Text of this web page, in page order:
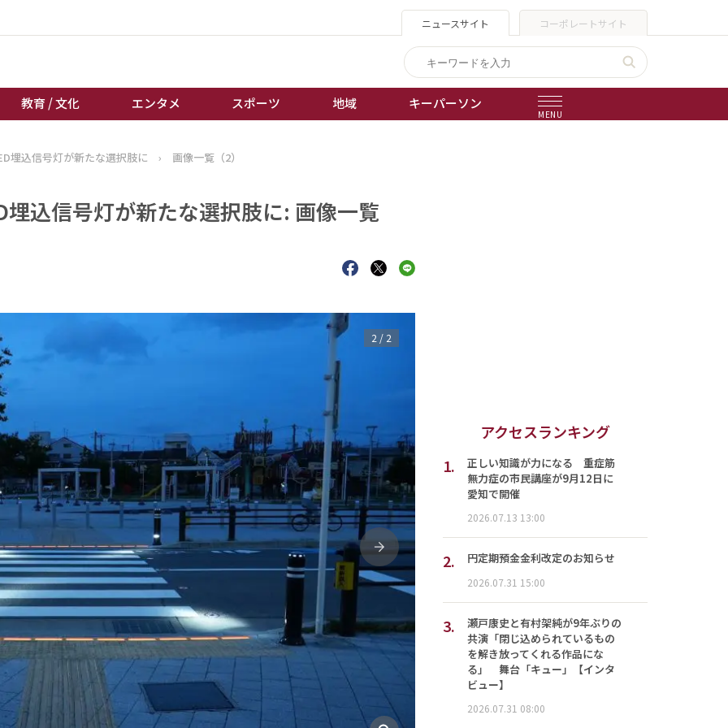
ニュースサイト コーポレートサイト
教育 / 文化 エンタメ スポーツ 地域 キーパーソン
MENU
経済 / ビジネス
教育 / 文化
キーパーソン
誰もが輝いて働く社会へ
オートレース
女流本因坊戦
埋込信号灯が新たな選択肢に › 画像一覧（2）
込信号灯が新たな選択肢に: 画像一覧
次
1 / 2
アクセスランキング
1.
正しい知識が力になる 重症筋
無力症の市民講座が9月12日に
愛知で開催
2026.07.13 13:00
2. 円定期預金金利改定のお知らせ
2026.07.31 15:00
3.
瀬戸康史と有村架純が9年ぶりの
共演「閉じ込められているもの
を解き放ってくれる作品にな
る」 舞台「キュー」【インタ
ビュー】
2026.07.31 08:00